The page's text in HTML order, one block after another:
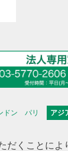
くことに
ドン パリ アジ